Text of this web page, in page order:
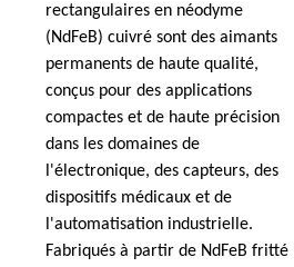
rectangulaires en néodyme
(NdFeB) cuivré sont des aimants
permanents de haute qualité,
conçus pour des applications
compactes et de haute précision
dans les domaines de
l'électronique, des capteurs, des
dispositifs médicaux et de
l'automatisation industrielle.
Fabriqués à partir de NdFeB fritté